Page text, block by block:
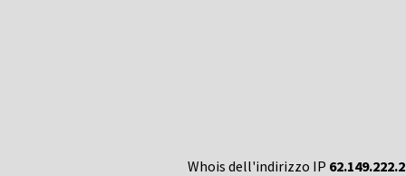
Whois dell'indirizzo IP